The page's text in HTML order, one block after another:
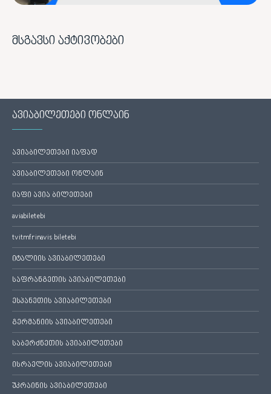
მსგავსი აქტივობები
ავიაბილეთები ონლაინ
ავიაბილეთები იაფად
ავიაბილეთები ონლაინ
იაფი ავია ბილეთები
aviabiletebi
tvitmfrinavis biletebi
იტალიის ავიაბილეთები
საფრანგეთის ავიაბილეთები
ესპანეთის ავიაბილეთები
გერმანიის ავიაბილეთები
საბერძნეთის ავიაბილეთები
ისრაელის ავიაბილეთები
უკრაინის ავიაბილეთები